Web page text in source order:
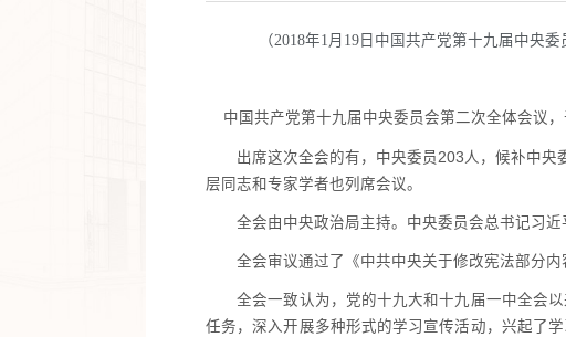
（2018年1月19日中国共产党第十九届中央
中国共产党第十九届中央委员会第二次全体会议，
出席这次全会的有，中央委员203人，候补中央
层同志和专家学者也列席会议。
全会由中央政治局主持。中央委员会总书记习近
全会审议通过了《中共中央关于修改宪法部分内
全会一致认为，党的十九大和十九届一中全会以
任务，深入开展多种形式的学习宣传活动，兴起了